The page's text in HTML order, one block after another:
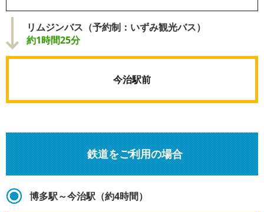
リムジンバス（予約制：いずみ観光バス）
約1時間25分
今治駅前
鉄道をご利用の場合
博多駅～今治駅（約4時間）